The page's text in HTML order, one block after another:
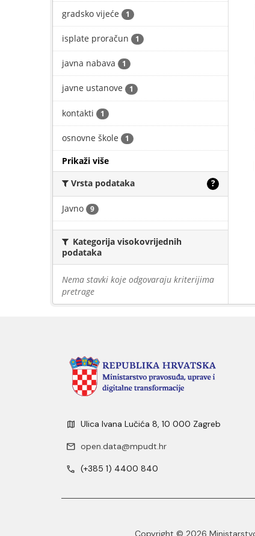
gradsko vijeće 1
isplate proračun 1
javna nabava 1
javne ustanove 1
kontakti 1
osnovne škole 1
Prikaži više
Vrsta podataka
?
Javno 9
Kategorija visokovrijednih
podataka
Nema stavki koje odgovaraju kriterijima
pretrage